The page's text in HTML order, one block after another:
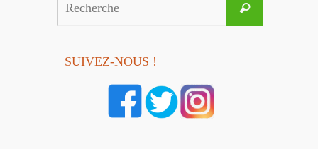
Recherche
SUIVEZ-NOUS !